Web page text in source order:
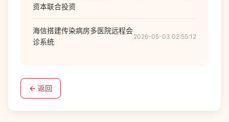
资本联合投资
海信搭建传染病房多医院远程会
诊系统
2026-05-03 02:55:12
← 返回